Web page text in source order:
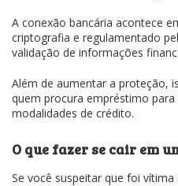
A conexão bancária acontece
criptografia e regulamentado
validação de informações
Além de aumentar a proteção,
quem procura empréstimo
modalidades de crédito.
O que fazer se cair em
Se você suspeitar que foi vítima